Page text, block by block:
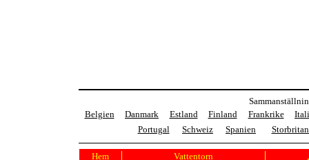
Belgien
Danmark Estland Finland Frankrike
Portugal
Schweiz Spanien
Hem Vattentorn